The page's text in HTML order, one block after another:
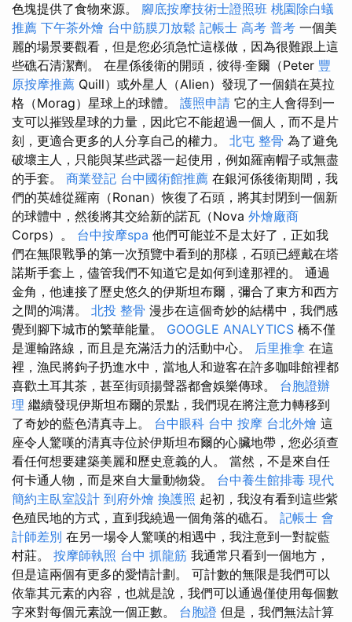
色塊提供了食物來源。 腳底按摩技術士證照班 桃園除白蟻
推薦 下午茶外燴 台中筋膜刀放鬆 記帳士 高考 普考 一個美
麗的場景要觀看，但是您必須急忙這樣做，因為很難跟上這
些礁石清潔劑。 在星係後衛的開頭，彼得·奎爾（Peter 豐
原按摩推薦 Quill）或外星人（Alien）發現了一個鎖在莫拉
格（Morag）星球上的球體。 護照申請 它的主人會得到一
支可以摧毀星球的力量，因此它不能超過一個人，而不是片
刻，更適合更多的人分享自己的權力。 北屯 整骨 為了避免
破壞主人，只能與某些武器一起使用，例如羅南帽子或無盡
的手套。 商業登記 台中國術館推薦 在銀河係後衛期間，我
們的英雄從羅南（Ronan）恢復了石頭，將其封閉到一個新
的球體中，然後將其交給新的諾瓦（Nova 外燴廠商
Corps）。 台中按摩spa 他們可能並不是太好了，正如我
們在無限戰爭的第一次預覽中看到的那樣，石頭已經戴在塔
諾斯手套上，儘管我們不知道它是如何到達那裡的。 通過
金角，他連接了歷史悠久的伊斯坦布爾，彌合了東方和西方
之間的鴻溝。 北投 整骨 漫步在這個奇妙的結構中，我們感
覺到腳下城市的繁華能量。 GOOGLE ANALYTICS 橋不僅
是運輸路線，而且是充滿活力的活動中心。 后里推拿 在這
裡，漁民將鉤子扔進水中，當地人和遊客在許多咖啡館裡都
喜歡土耳其茶，甚至街頭揚聲器都會娛樂傳球。 台胞證辦
理 繼續發現伊斯坦布爾的景點，我們現在將注意力轉移到
了奇妙的藍色清真寺上。 台中眼科 台中 按摩 台北外燴 這
座令人驚嘆的清真寺位於伊斯坦布爾的心臟地帶，您必須查
看任何想要建築美麗和歷史意義的人。 當然，不是來自任
何卡通人物，而是來自大量動物袋。 台中養生館排毒 現代
簡約主臥室設計 到府外燴 換護照 起初，我沒有看到這些紫
色殖民地的方式，直到我繞過一個角落的礁石。 記帳士 會
計師差別 在另一場令人驚嘆的相遇中，我注意到一對靛藍
村莊。 按摩師執照 台中 抓龍筋 我通常只看到一個地方，
但是這兩個有更多的愛情計劃。 可計數的無限是我們可以
依靠其元素的內容，也就是說，我們可以通過僅使用每個數
字來對每個元素說一個正數。 台胞證 但是，我們無法計算